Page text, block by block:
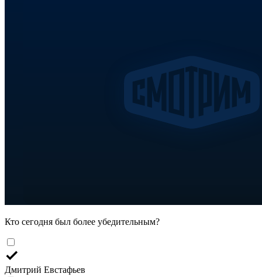
Кто сегодня был более убедительным?
Дмитрий Евстафьев